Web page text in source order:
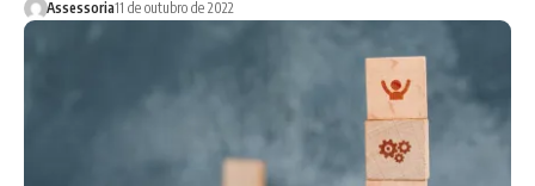
Assessoria11 de outubro de 2022